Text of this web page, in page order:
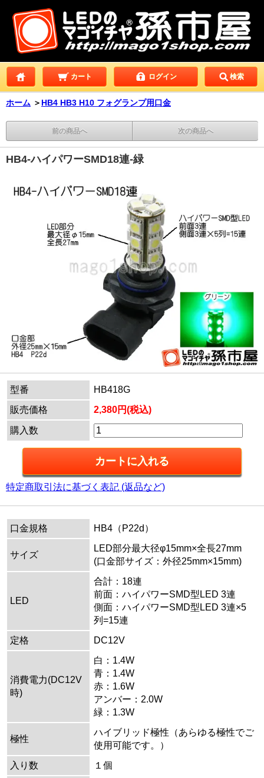
カート ログイン 検索
ホーム ＞ HB4 HB3 H10 フォグランプ用口金
前の商品へ 次の商品へ
HB4-ハイパワーSMD18連-緑
型番
HB418G
販売価格
2,380円(税込)
購入数
特定商取引法に基づく表記 (返品など)
口金規格 HB4（P22d）
サイズ
LED部分最大径φ15mm×全長27mm
(口金部サイズ：外径25mm×15mm)
LED
合計：18連
前面：ハイパワーSMD型LED 3連
側面：ハイパワーSMD型LED 3連×5
列=15連
定格
DC12V
消費電力(DC12V
時)
白：1.4W
青：1.4W
赤：1.6W
アンバー：2.0W
緑：1.3W
極性
ハイブリッド極性（あらゆる極性でご
使用可能です。）
入り数
１個